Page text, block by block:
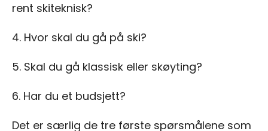
rent skiteknisk?
4. Hvor skal du gå på ski?
5. Skal du gå klassisk eller skøyting?
6. Har du et budsjett?
Det er særlig de tre første spørsmålene som